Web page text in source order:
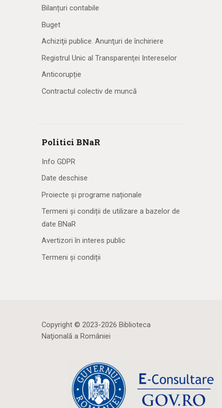
Bilanțuri contabile
Buget
Achiziţii publice. Anunţuri de închiriere
Registrul Unic al Transparenţei Intereselor
Anticorupție
Contractul colectiv de muncă
Politici BNaR
Info GDPR
Date deschise
Proiecte și programe naționale
Termeni și condiții de utilizare a bazelor de
date BNaR
Avertizori în interes public
Termeni și condiții
Copyright © 2023-2026 Biblioteca
Naţională a României